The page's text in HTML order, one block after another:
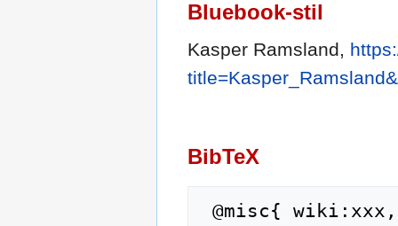
Bluebook-stil
Kasper Ramsland,
BibTeX